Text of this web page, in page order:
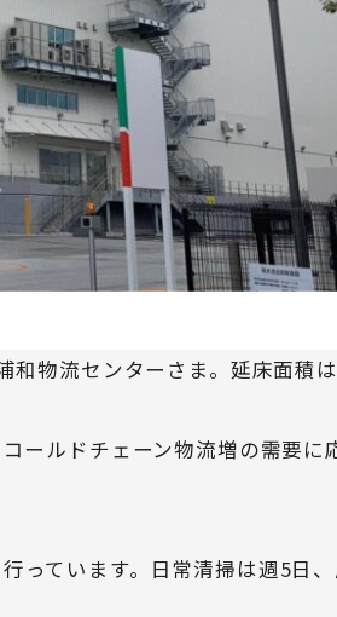
物流センターさま。延床面積は
ールドチェーン物流増の需要に
っています。日常清掃は週5日